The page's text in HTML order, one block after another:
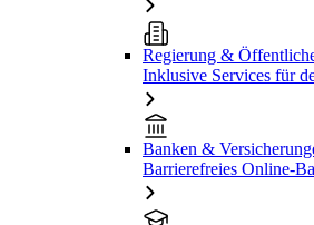
Regierung &
Inklusive Services für
Banken &
Barrierefreies Online-